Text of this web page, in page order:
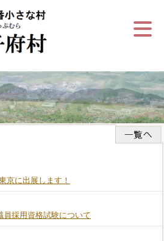
京に出展­します！
採用資格試験について